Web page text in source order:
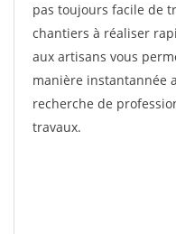
pas toujours facile de
chantiers à réaliser
aux artisans vous
manière instantannée
recherche de
travaux.